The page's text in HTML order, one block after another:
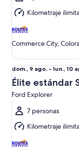
lun.,
10
ago.
Kilometraje
Commerce City,
Del
dom.,
9
ago.
al
lun.,
10
ago.
dom., 9 ago. - lun., 10
Élite estándar
Ford Explorer
7 personas
Kilometraje
Élite estándar SUV